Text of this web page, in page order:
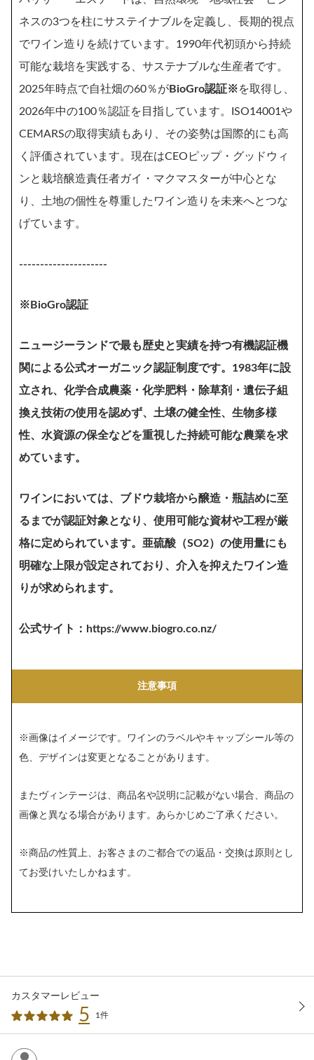
ネスの3つを柱にサステイナブルを定義し、長期的視点
でワイン造りを続けています。1990年代初頭から持続
可能な栽培を実践する、サステナブルな生産者です。
2025年時点で自社畑の60％がBioGro認証※を取得し、
2026年中の100％認証を目指しています。ISO14001や
CEMARSの取得実績もあり、その姿勢は国際的にも高
く評価されています。現在はCEOピップ・グッドウィ
ンと栽培醸造責任者ガイ・マクマスターが中心とな
り、土地の個性を尊重したワイン造りを未来へとつな
げています。
---------------------
※BioGro認証
ニュージーランドで最も歴史と実績を持つ有機認証機
関による公式オーガニック認証制度です。1983年に設
立され、化学合成農薬・化学肥料・除草剤・遺伝子組
換え技術の使用を認めず、土壌の健全性、生物多様
性、水資源の保全などを重視した持続可能な農業を求
めています。
ワインにおいては、ブドウ栽培から醸造・瓶詰めに至
るまでが認証対象となり、使用可能な資材や工程が厳
格に定められています。亜硫酸（SO2）の使用量にも
明確な上限が設定されており、介入を抑えたワイン造
りが求められます。
公式サイト：https://www.biogro.co.nz/
注意事項
※画像はイメージです。ワインのラベルやキャップシール等の
色、デザインは変更となることがあります。
またヴィンテージは、商品名や説明に記載がない場合、商品の
画像と異なる場合があります。あらかじめご了承ください。
※商品の性質上、お客さまのご都合での返品・交換は原則とし
てお受けいたしかねます。
カスタマーレビュー
5 1件